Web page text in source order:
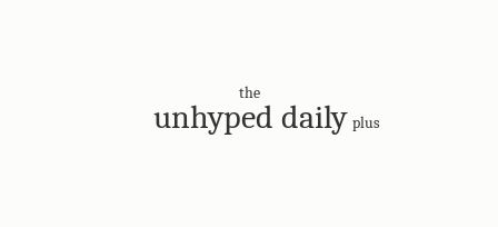
the
unhyped daily plus